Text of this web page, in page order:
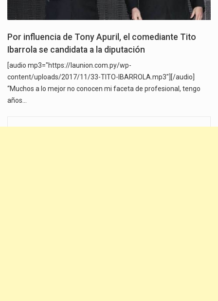
Por influencia de Tony Apuril, el comediante Tito
Ibarrola se candidata a la diputación
[audio mp3="https://launion.com.py/wp-
content/uploads/2017/11/33-TITO-IBARROLA.mp3"][/audio]
“Muchos a lo mejor no conocen mi faceta de profesional, tengo
años…